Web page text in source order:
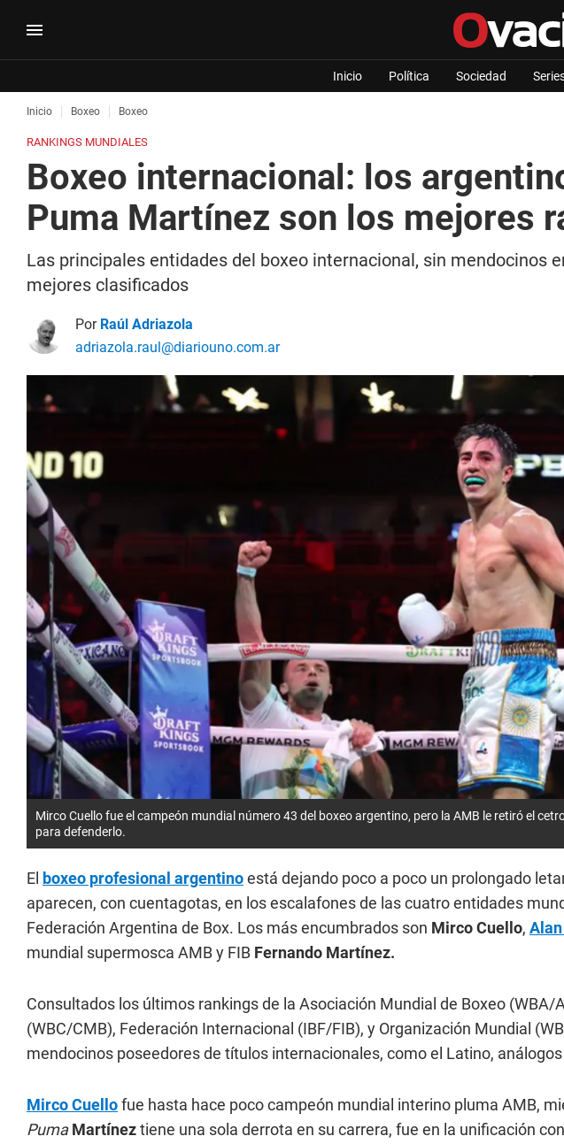
Inicio Política Sociedad
Inicio Boxeo Boxeo
RANKINGS MUNDIALES
Boxeo internacional: los
Puma Martínez son los mejores
Las principales entidades del boxeo internacional, sin mendocinos
mejores clasificados
Por Raúl Adriazola
adriazola.raul@diariouno.com.ar
Mirco Cuello fue el campeón mundial número 43 del boxeo argentino, pero la AMB le retiró el
para defenderlo.
El boxeo profesional argentinoestá dejando poco a poco un prolongado
aparecen, con cuentagotas, en los escalafones de las cuatro entidades
Federación Argentina de Box. Los más encumbrados son Mirco Cuello,
mundial supermosca AMB y FIB Fernando Martínez.
Consultados los últimos rankings de la Asociación Mundial de Boxeo (WBA/
(WBC/CMB), Federación Internacional (IBF/FIB), y Organización Mundial
mendocinos poseedores de títulos internacionales, como el Latino,
Mirco Cuellofue hasta hace poco campeón mundial interino pluma AMB,
PumaMartíneztiene una sola derrota en su carrera, fue en la unificación